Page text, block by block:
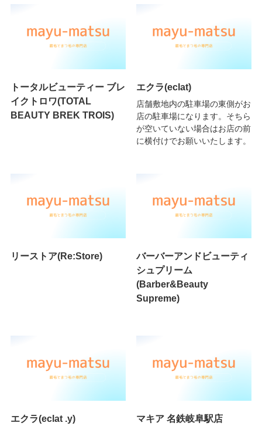
トータルビューティー ブレ
イクトロワ(TOTAL
BEAUTY BREK TROIS)
エクラ(eclat)
店舗敷地内の駐車場の東側がお
店の駐車場になります。そちら
が空いていない場合はお店の前
に横付けでお願いいたします。
リーストア(Re:Store)
バーバーアンドビューティ
シュプリーム
(Barber&Beauty
Supreme)
エクラ(eclat .y)
マキア 名鉄岐阜駅店